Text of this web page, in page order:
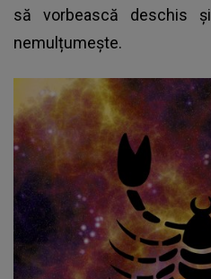
să vorbească deschis
nemulțumește.